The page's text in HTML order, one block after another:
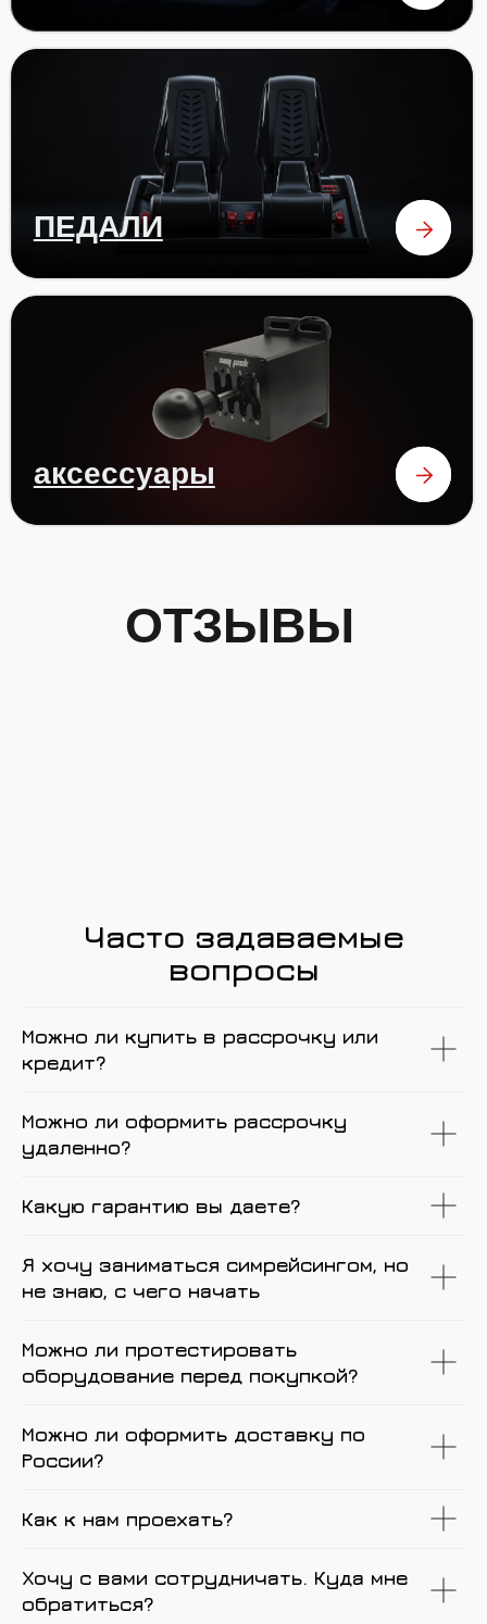
Часто задаваемые
вопросы
Можно ли купить в рассрочку или
кредит?
Можно ли оформить рассрочку
удаленно?
Какую гарантию вы даете?
Я хочу заниматься симрейсингом, но
не знаю, с чего начать
Можно ли протестировать
оборудование перед покупкой?
Можно ли оформить доставку по
России?
Как к нам проехать?
Хочу с вами сотрудничать. Куда мне
обратиться?